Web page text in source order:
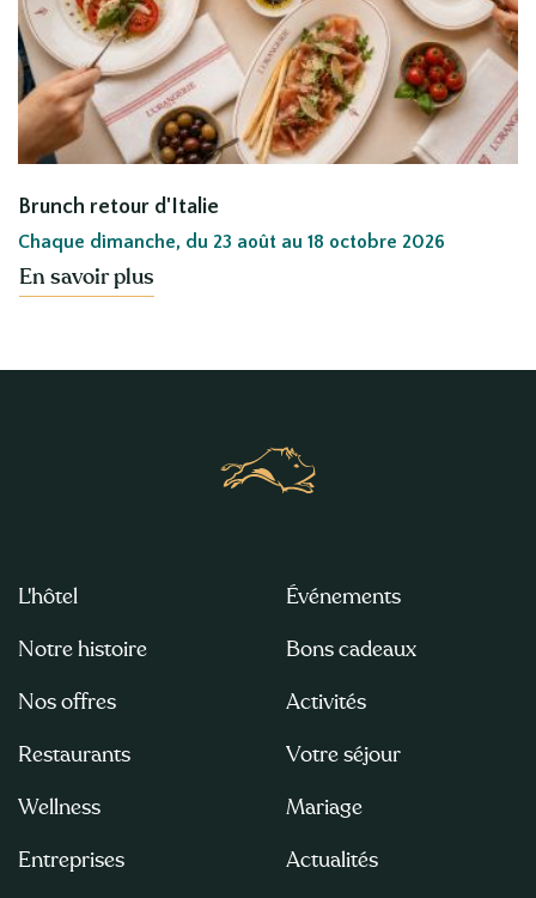
Brunch retour d'Italie
Chaque dimanche, du 23 août au 18 octobre 2026
En savoir plus
L'hôtel
Notre histoire
Nos offres
Restaurants
Wellness
Entreprises
Événements
Bons cadeaux
Activités
Votre séjour
Mariage
Actualités